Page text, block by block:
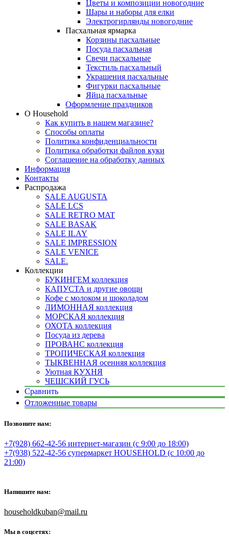
Цветы и композиции новогодние
Шары и наборы для елки
Электрогирлянды новогодние
Пасхальная ярмарка
Корзины пасхальные
Посуда пасхальная
Свечи пасхальные
Текстиль пасхальный
Украшения пасхальные
Фигурки пасхальные
Яйца пасхальные
Оформление праздников
О Household
Как купить в нашем магазине?
Способы оплаты
Политика конфиденциальности
Политика обработки файлов куки
Соглашение на обработку данных
Информация
Контакты
Распродажа
SALE AUGUSTA
SALE LCS
SALE RETRO MAT
SALE BASAK
SALE ILAY
SALE IMPRESSION
SALE VENICE
SALE.
Коллекции
БУКИНГЕМ коллекция
КАПУСТА и другие овощи
Кофе с молоком и шоколадом
ЛИМОННАЯ коллекция
МОРСКАЯ коллекция
ОХОТА коллекция
Посуда из дерева
ПРОВАНС коллекция
ТРОПИЧЕСКАЯ коллекция
ТЫКВЕННАЯ осенняя коллекция
Уютная КУХНЯ
ЧЕШСКИЙ ГУСЬ
Сравнить
Отложенные товары
Позвоните нам:
+7(928) 662-42-56 интернет-магазин (с 9:00 до 18:00)
+7(938) 522-42-56 супермаркет HOUSEHOLD (с 10:00 до
21:00)
Напишите нам:
householdkuban@mail.ru
Мы в соцсетях: